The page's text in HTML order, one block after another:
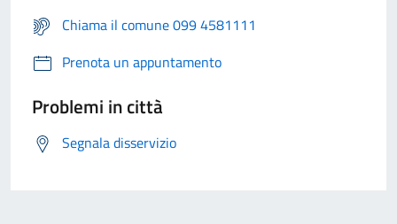
Chiama il comune 099 4581111
Prenota un appuntamento
Problemi in città
Segnala disservizio